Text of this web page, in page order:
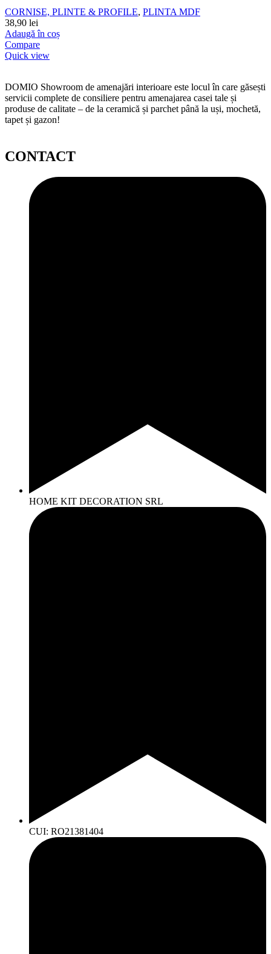
CORNISE, PLINTE & PROFILE, PLINTA MDF
38,90 lei
Adaugă în coș
Compare
Quick view
DOMIO Showroom de amenajări interioare este locul în care găsești
servicii complete de consiliere pentru amenajarea casei tale și
produse de calitate – de la ceramică și parchet până la uși, mochetă,
tapet și gazon!
CONTACT
HOME KIT DECORATION SRL
CUI: RO21381404